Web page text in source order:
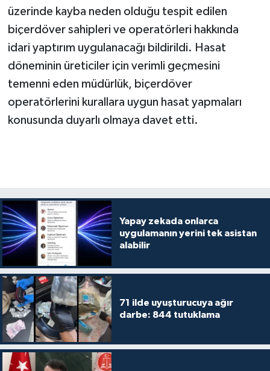
üzerinde kayba neden olduğu tespit edilen
biçerdöver sahipleri ve operatörleri hakkında
idari yaptırım uygulanacağı bildirildi. Hasat
döneminin üreticiler için verimli geçmesini
temenni eden müdürlük, biçerdöver
operatörlerini kurallara uygun hasat yapmaları
konusunda duyarlı olmaya davet etti.
Yapay zekada onlarca
uygulamanın yerini tek asistan
alabilir
71 ilde uyuşturucuya ağır
darbe: 844 tutuklama